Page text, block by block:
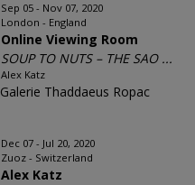
Sep 05 - Nov 07, 2020
London - England
Online Viewing Room
SOUP TO NUTS – THE SAO ...
Alex Katz
Galerie Thaddaeus Ropac
Dec 07 - Jul 20, 2020
Zuoz - Switzerland
Alex Katz